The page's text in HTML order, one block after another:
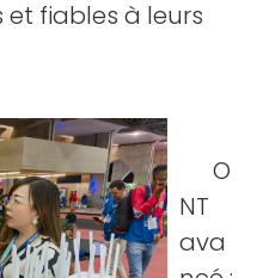
fiables à leurs
O
NT
ava